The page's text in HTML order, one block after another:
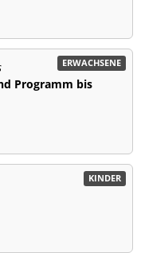
ERWACHSENE
Programm bis
KINDER